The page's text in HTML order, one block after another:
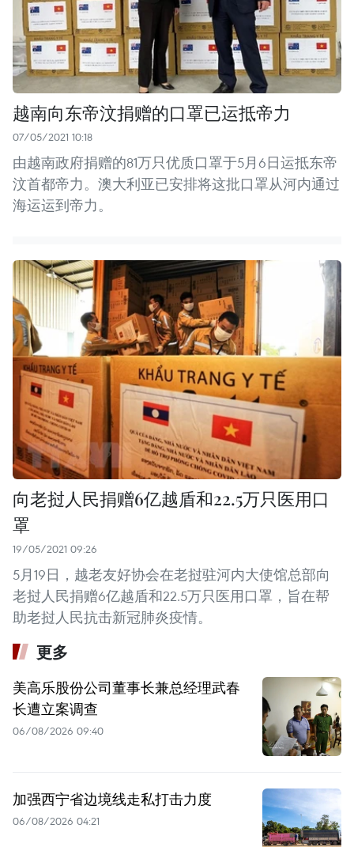
越南向东帝汶捐赠的口罩已运抵帝力
07/05/2021 10:18
由越南政府捐赠的81万只优质口罩于5月6日运抵东帝
汶首都帝力。澳大利亚已安排将这批口罩从河内通过
海运运到帝力。
向老挝人民捐赠6亿越盾和22.5万只医用口
罩
19/05/2021 09:26
5月19日，越老友好协会在老挝驻河内大使馆总部向
老挝人民捐赠6亿越盾和22.5万只医用口罩，旨在帮
助老挝人民抗击新冠肺炎疫情。
更多
美高乐股份公司董事长兼总经理武春
长遭立案调查
06/08/2026 09:40
加强西宁省边境线走私打击力度
06/08/2026 04:21